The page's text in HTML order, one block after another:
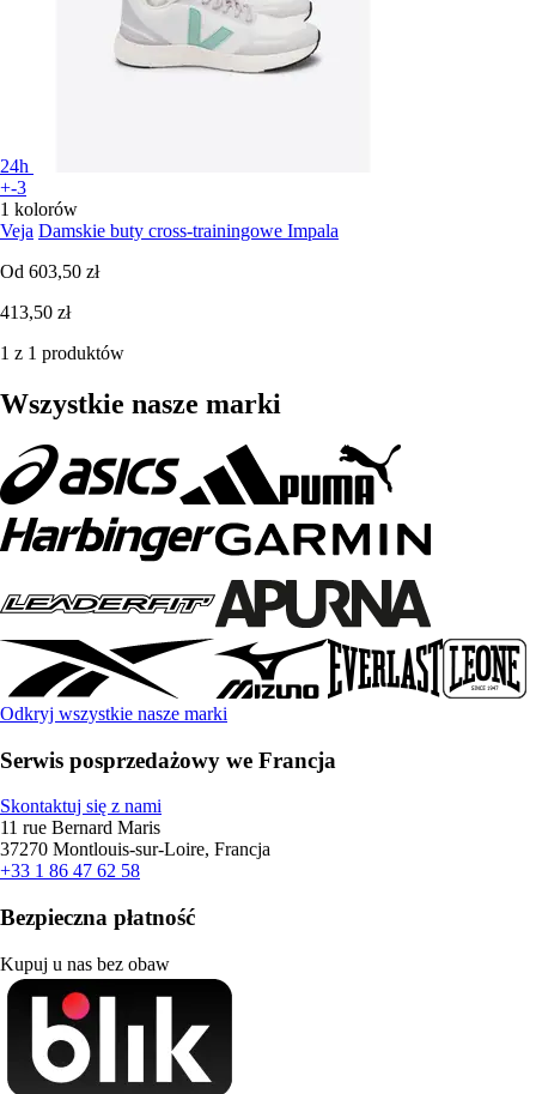
24h
+-3
1 kolorów
Veja Damskie buty cross-trainingowe Impala
Od 603,50 zł
413,50 zł
1 z 1 produktów
Wszystkie nasze marki
Odkryj wszystkie nasze marki
Serwis posprzedażowy we Francja
Skontaktuj się z nami
11 rue Bernard Maris
37270 Montlouis-sur-Loire, Francja
+33 1 86 47 62 58
Bezpieczna płatność
Kupuj u nas bez obaw